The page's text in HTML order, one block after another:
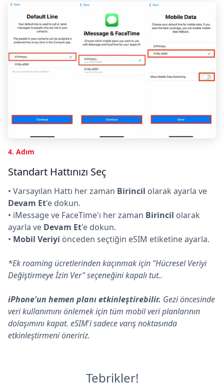
4. Adım
Standart Hattınızı Seç
• Varsayılan Hattı her zaman Birincil olarak ayarla ve
Devam Et'e dokun.
• iMessage ve FaceTime'ı her zaman Birincil olarak
ayarla ve Devam Et'e dokun.
• Mobil Veriyi önceden seçtiğin eSIM etiketine ayarla.
*Ek roaming ücretlerinden kaçınmak için "Hücresel Veriyi
Değiştirmeye İzin Ver" seçeneğini kapalı tut..
iPhone'un hemen planı etkinleştirebilir. Gezi öncesinde
veri kullanımını önlemek için tüm mobil veri planlarının
dolaşımını kapat. eSIM'i sadece varış noktasında
etkinleştirmeni öneririz.
Tebrikler!